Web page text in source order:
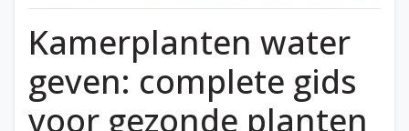
Kamerplanten water
geven: complete gids
voor gezonde planten